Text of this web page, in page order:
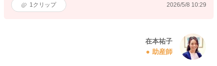
1 クリップ 2026/5/8 10:29
在本祐子
助産師